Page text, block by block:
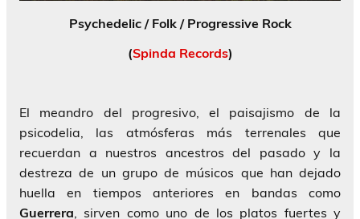
Psychedelic / Folk / Progressive Rock
(Spinda Records)
El meandro del progresivo, el paisajismo de la
psicodelia, las atmósferas más terrenales que
recuerdan a nuestros ancestros del pasado y la
destreza de un grupo de músicos que han dejado
huella en tiempos anteriores en bandas como
Guerrera , sirven como uno de los platos fuertes y